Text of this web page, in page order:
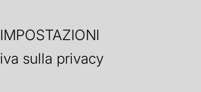
sulla privacy